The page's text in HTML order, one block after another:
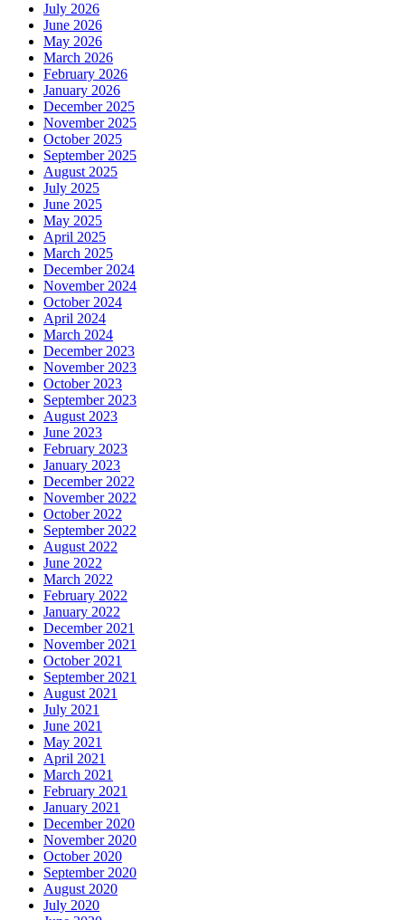
July 2026
June 2026
May 2026
March 2026
February 2026
January 2026
December 2025
November 2025
October 2025
September 2025
August 2025
July 2025
June 2025
May 2025
April 2025
March 2025
December 2024
November 2024
October 2024
April 2024
March 2024
December 2023
November 2023
October 2023
September 2023
August 2023
June 2023
February 2023
January 2023
December 2022
November 2022
October 2022
September 2022
August 2022
June 2022
March 2022
February 2022
January 2022
December 2021
November 2021
October 2021
September 2021
August 2021
July 2021
June 2021
May 2021
April 2021
March 2021
February 2021
January 2021
December 2020
November 2020
October 2020
September 2020
August 2020
July 2020